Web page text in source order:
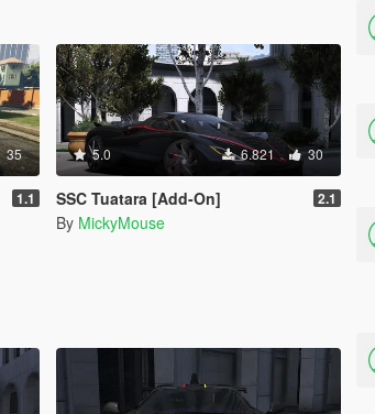
35
1.1
5.0 6.821 30
SSC Tuatara [Add-On] 2.1
By MickyMouse